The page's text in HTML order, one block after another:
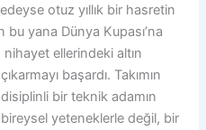
otuz yıllık bir hasretin
yana Dünya Kupası’na
ellerindeki altın
başardı. Takımın
bir teknik adamın
yeteneklerle değil, bir